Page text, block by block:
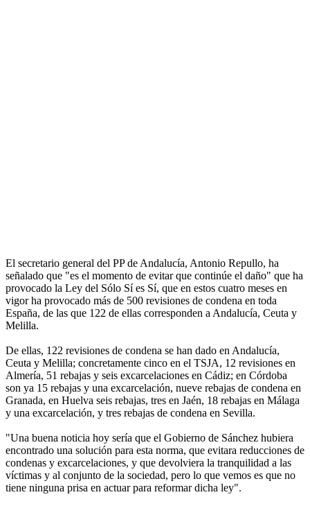
El secretario general del PP de Andalucía, Antonio Repullo, ha
señalado que "es el momento de evitar que continúe el daño" que ha
provocado la Ley del Sólo Sí es Sí, que en estos cuatro meses en
vigor ha provocado más de 500 revisiones de condena en toda
España, de las que 122 de ellas corresponden a Andalucía, Ceuta y
Melilla.
De ellas, 122 revisiones de condena se han dado en Andalucía,
Ceuta y Melilla; concretamente cinco en el TSJA, 12 revisiones en
Almería, 51 rebajas y seis excarcelaciones en Cádiz; en Córdoba
son ya 15 rebajas y una excarcelación, nueve rebajas de condena en
Granada, en Huelva seis rebajas, tres en Jaén, 18 rebajas en Málaga
y una excarcelación, y tres rebajas de condena en Sevilla.
"Una buena noticia hoy sería que el Gobierno de Sánchez hubiera
encontrado una solución para esta norma, que evitara reducciones de
condenas y excarcelaciones, y que devolviera la tranquilidad a las
víctimas y al conjunto de la sociedad, pero lo que vemos es que no
tiene ninguna prisa en actuar para reformar dicha ley".